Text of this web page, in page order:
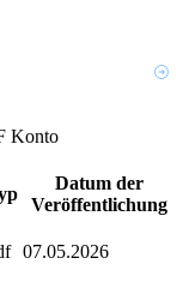
Konto
Datum der
Veröffentlichung
07.05.2026